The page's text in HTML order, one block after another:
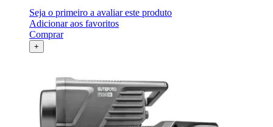
Seja o primeiro a avaliar este produto
Adicionar aos favoritos
Comprar
+